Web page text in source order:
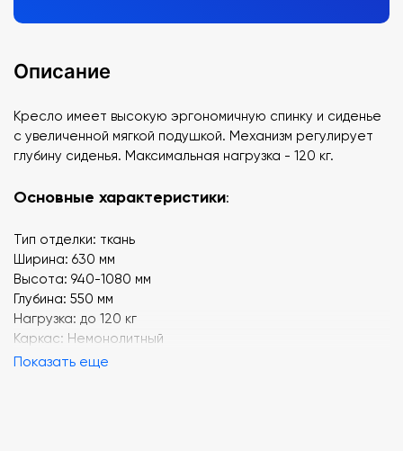
Описание
Кресло имеет высокую эргономичную спинку и сиденье
с увеличенной мягкой подушкой. Механизм регулирует
глубину сиденья. Максимальная нагрузка - 120 кг.
Основные характеристики:
Тип отделки: ткань
Ширина: 630 мм
Высота: 940-1080 мм
Глубина: 550 мм
Нагрузка: до 120 кг
Каркас: Немонолитный
Показать еще